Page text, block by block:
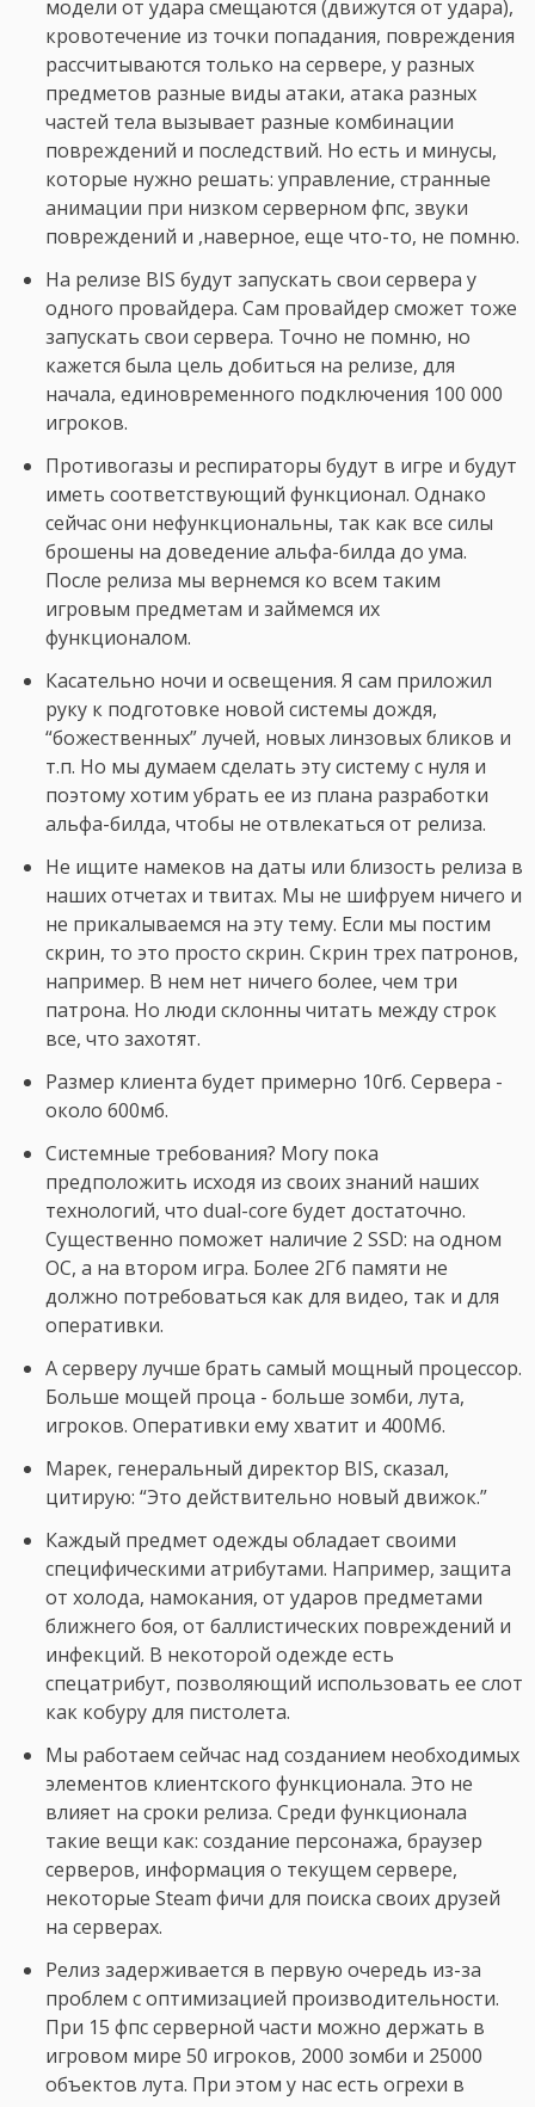
модели от удара смещаются (движутся от удара),
кровотечение из точки попадания, повреждения
рассчитываются только на сервере, у разных
предметов разные виды атаки, атака разных
частей тела вызывает разные комбинации
повреждений и последствий. Но есть и минусы,
которые нужно решать: управление, странные
анимации при низком серверном фпс, звуки
повреждений и ,наверное, еще что-то, не помню.
На релизе BIS будут запускать свои сервера у
одного провайдера. Сам провайдер сможет тоже
запускать свои сервера. Точно не помню, но
кажется была цель добиться на релизе, для
начала, единовременного подключения 100 000
игроков.
Противогазы и респираторы будут в игре и будут
иметь соответствующий функционал. Однако
сейчас они нефункциональны, так как все силы
брошены на доведение альфа-билда до ума.
После релиза мы вернемся ко всем таким
игровым предметам и займемся их
функционалом.
Касательно ночи и освещения. Я сам приложил
руку к подготовке новой системы дождя,
“божественных” лучей, новых линзовых бликов и
т.п. Но мы думаем сделать эту систему с нуля и
поэтому хотим убрать ее из плана разработки
альфа-билда, чтобы не отвлекаться от релиза.
Не ищите намеков на даты или близость релиза в
наших отчетах и твитах. Мы не шифруем ничего и
не прикалываемся на эту тему. Если мы постим
скрин, то это просто скрин. Скрин трех патронов,
например. В нем нет ничего более, чем три
патрона. Но люди склонны читать между строк
все, что захотят.
Размер клиента будет примерно 10гб. Сервера -
около 600мб.
Системные требования? Могу пока
предположить исходя из своих знаний наших
технологий, что dual-core будет достаточно.
Существенно поможет наличие 2 SSD: на одном
ОС, а на втором игра. Более 2Гб памяти не
должно потребоваться как для видео, так и для
оперативки.
А серверу лучше брать самый мощный процессор.
Больше мощей проца - больше зомби, лута,
игроков. Оперативки ему хватит и 400Мб.
Марек, генеральный директор BIS, сказал,
цитирую: “Это действительно новый движок.”
Каждый предмет одежды обладает своими
специфическими атрибутами. Например, защита
от холода, намокания, от ударов предметами
ближнего боя, от баллистических повреждений и
инфекций. В некоторой одежде есть
спецатрибут, позволяющий использовать ее слот
как кобуру для пистолета.
Мы работаем сейчас над созданием необходимых
элементов клиентского функционала. Это не
влияет на сроки релиза. Среди функционала
такие вещи как: создание персонажа, браузер
серверов, информация о текущем сервере,
некоторые Steam фичи для поиска своих друзей
на серверах.
Релиз задерживается в первую очередь из-за
проблем с оптимизацией производительности.
При 15 фпс серверной части можно держать в
игровом мире 50 игроков, 2000 зомби и 25000
объектов лута. При этом у нас есть огрехи в